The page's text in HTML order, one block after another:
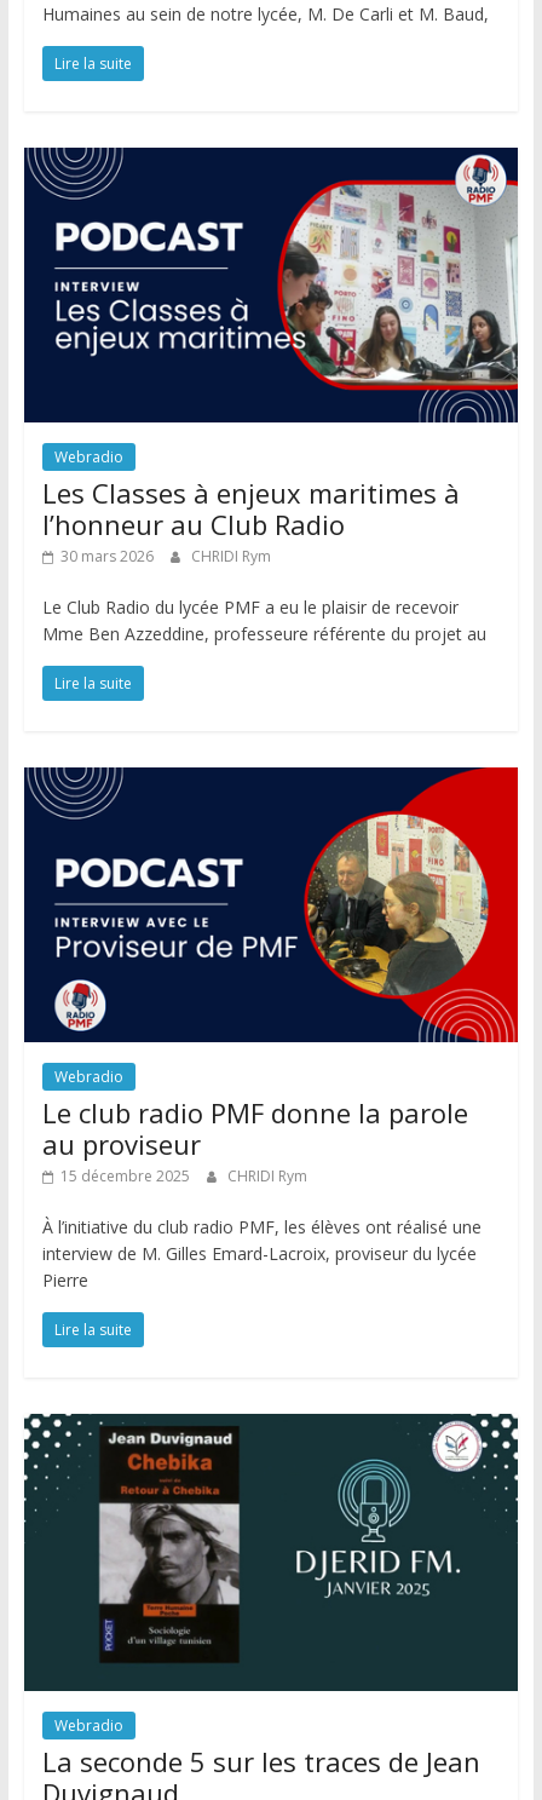
Humaines au sein de notre lycée, M. De Carli et M. Baud,
Lire la suite
Webradio
Les Classes à enjeux maritimes à
l’honneur au Club Radio
30 mars 2026 CHRIDI Rym
Le Club Radio du lycée PMF a eu le plaisir de recevoir
Mme Ben Azzeddine, professeure référente du projet au
Lire la suite
Webradio
Le club radio PMF donne la parole
au proviseur
15 décembre 2025 CHRIDI Rym
À l’initiative du club radio PMF, les élèves ont réalisé une
interview de M. Gilles Emard-Lacroix, proviseur du lycée
Pierre
Lire la suite
Webradio
La seconde 5 sur les traces de Jean